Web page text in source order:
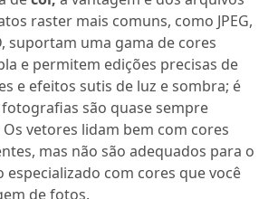
raster mais comuns, como JPEG,
suportam uma gama de cores
e permitem edições precisas de
e efeitos sutis de luz e sombra; é
são quase sempre
vetores lidam bem com cores
mas não são adequados para o
com cores que você
de fotos.